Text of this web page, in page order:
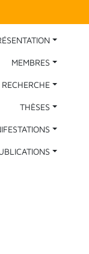
MEMBRES
RECHERCHE
THÈSES